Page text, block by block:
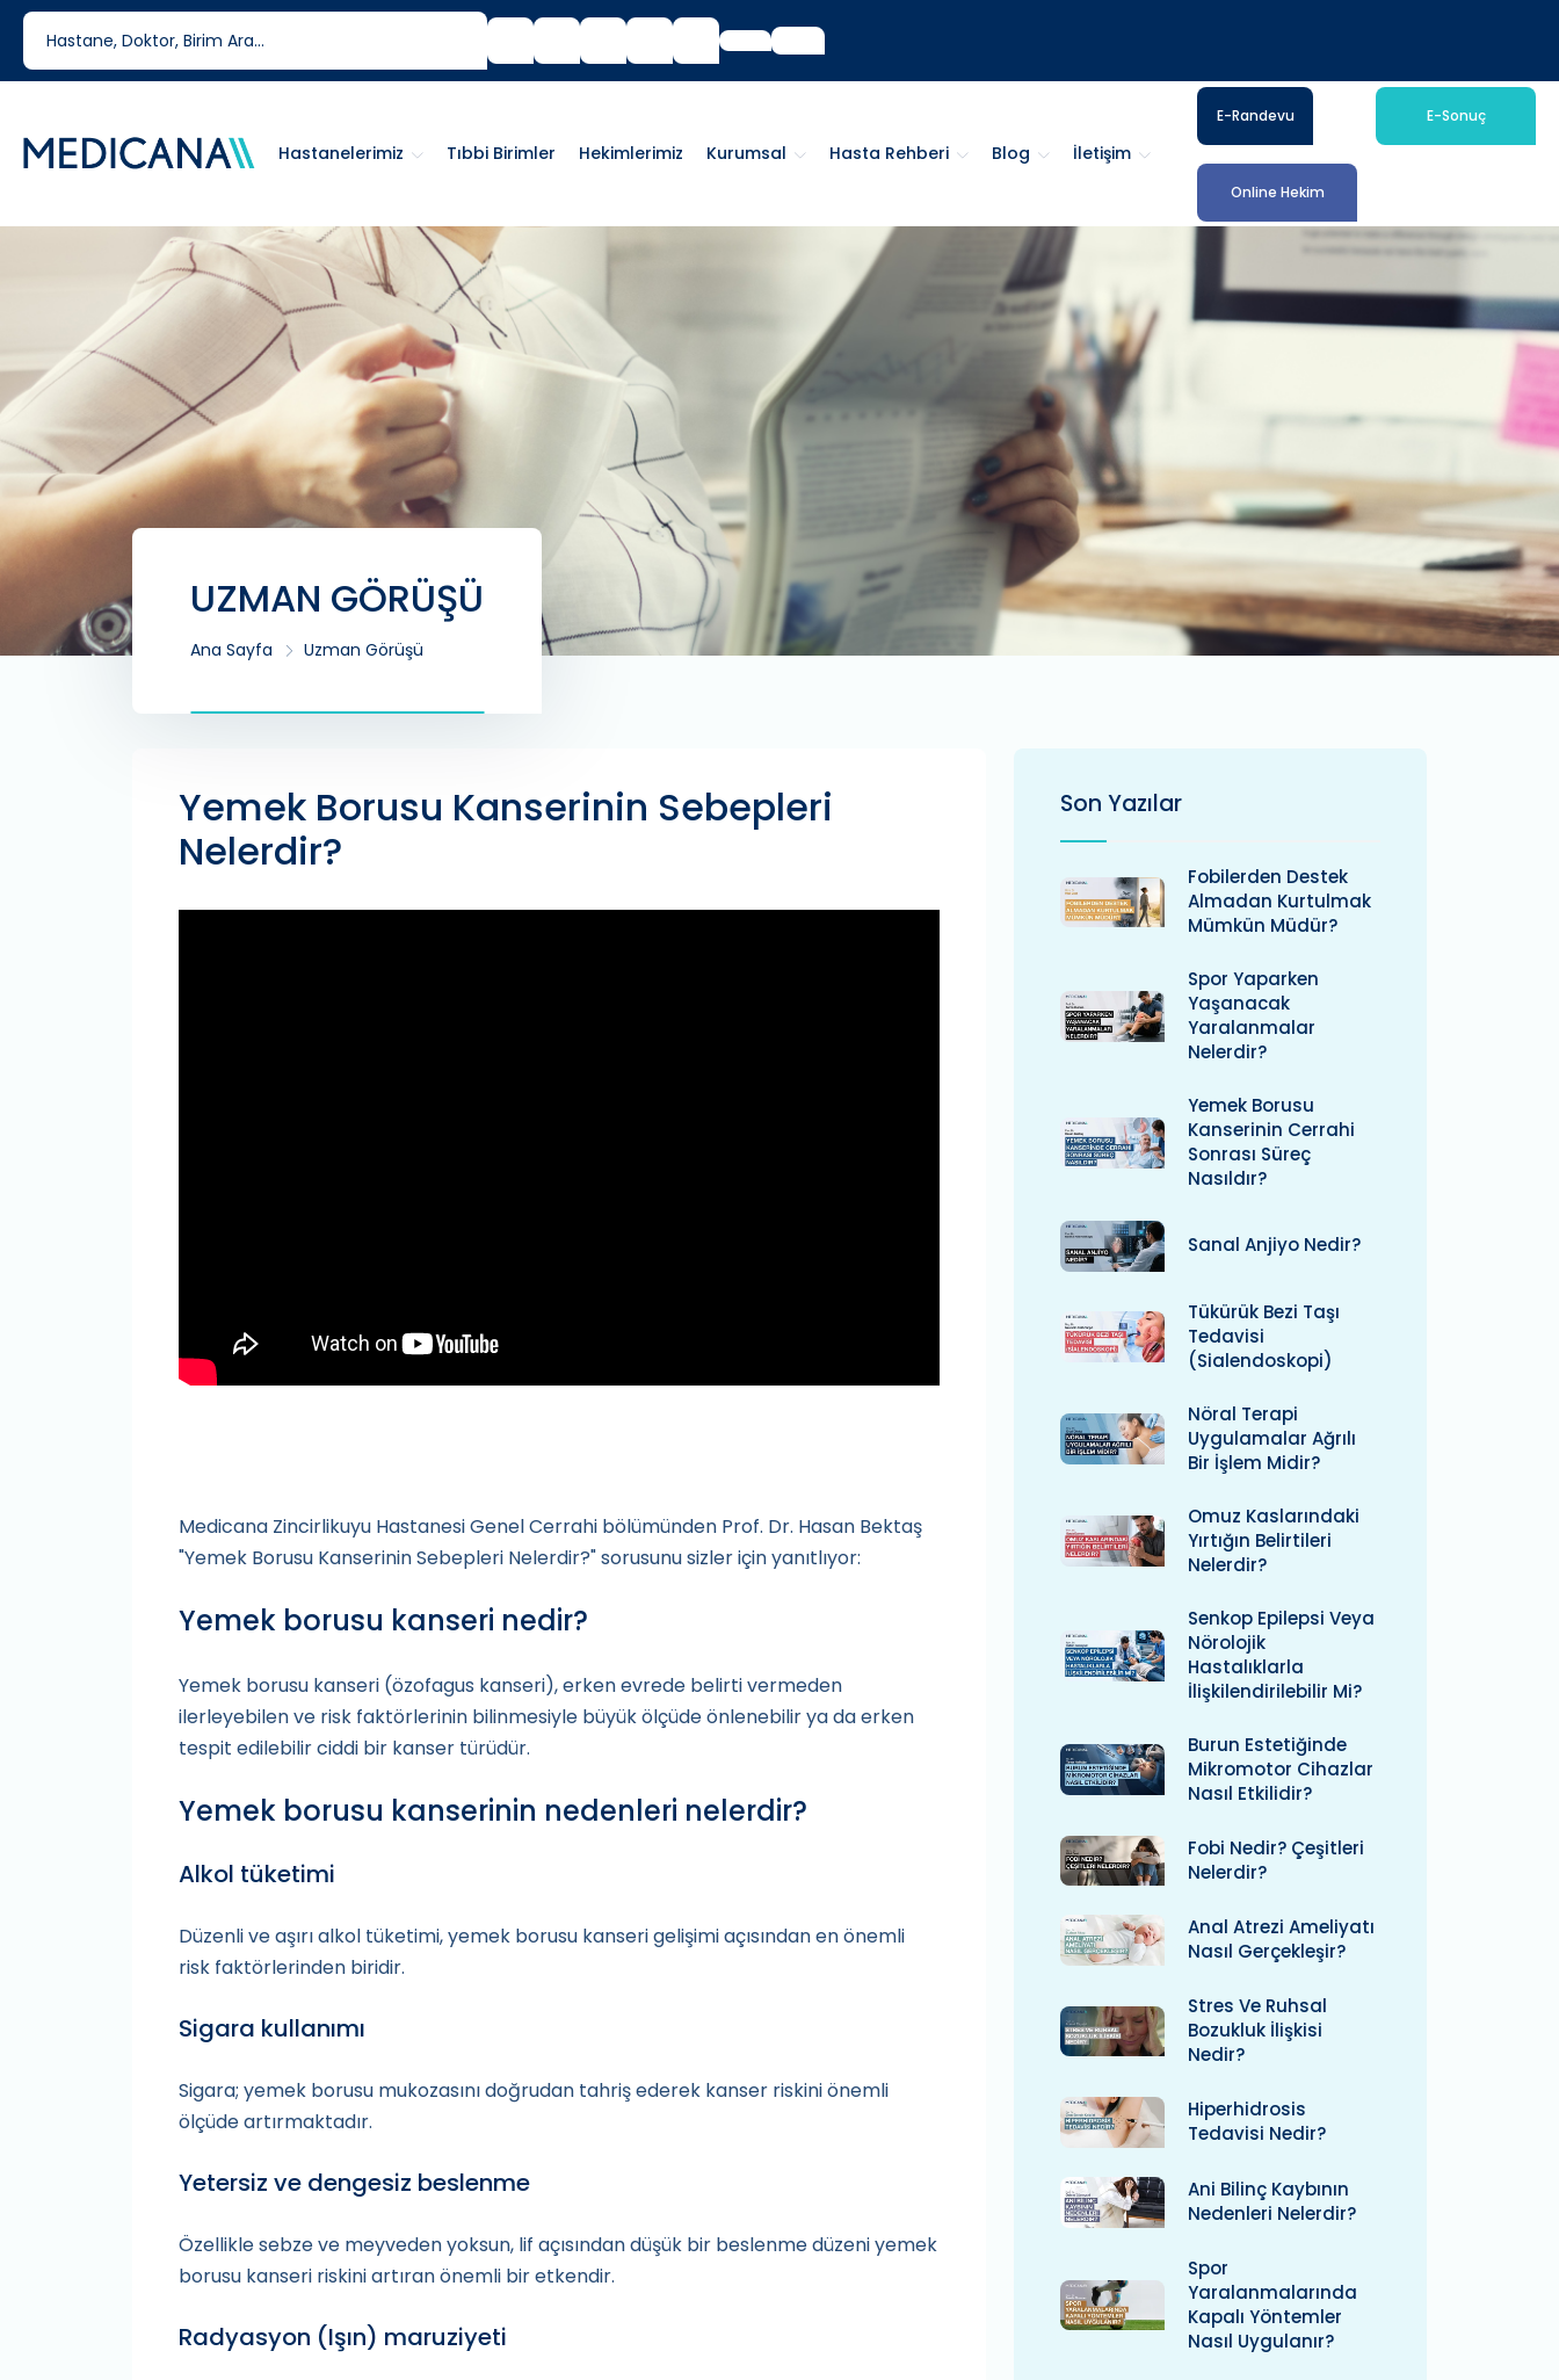
444 6 334
Tıbbi Birimler Hekimlerimiz Kurumsal Hasta Rehberi Blog İletişim
Hastanelerimiz
E-Randevu E-Sonuç
Online Hekim
UZMAN GÖRÜŞÜ
Ana Sayfa Uzman Görüşü
Yemek Borusu Kanserinin Sebepleri
Nelerdir?
Medicana Zincirlikuyu Hastanesi Genel Cerrahi bölümünden Prof. Dr. Hasan Bektaş
"Yemek Borusu Kanserinin Sebepleri Nelerdir?" sorusunu sizler için yanıtlıyor:
Yemek borusu kanseri nedir?
Yemek borusu kanseri (özofagus kanseri), erken evrede belirti vermeden
ilerleyebilen ve risk faktörlerinin bilinmesiyle büyük ölçüde önlenebilir ya da erken
tespit edilebilir ciddi bir kanser türüdür.
Yemek borusu kanserinin nedenleri nelerdir?
Alkol tüketimi
Düzenli ve aşırı alkol tüketimi, yemek borusu kanseri gelişimi açısından en önemli
risk faktörlerinden biridir.
Sigara kullanımı
Sigara; yemek borusu mukozasını doğrudan tahriş ederek kanser riskini önemli
ölçüde artırmaktadır.
Yetersiz ve dengesiz beslenme
Özellikle sebze ve meyveden yoksun, lif açısından düşük bir beslenme düzeni yemek
borusu kanseri riskini artıran önemli bir etkendir.
Radyasyon (Işın) maruziyeti
Son Yazılar
Fobilerden Destek
Almadan Kurtulmak
Mümkün Müdür?
Spor Yaparken
Yaşanacak
Yaralanmalar
Nelerdir?
Yemek Borusu
Kanserinin Cerrahi
Sonrası Süreç
Nasıldır?
Sanal Anjiyo Nedir?
Tükürük Bezi Taşı
Tedavisi
(Sialendoskopi)
Nöral Terapi
Uygulamalar Ağrılı
Bir İşlem Midir?
Omuz Kaslarındaki
Yırtığın Belirtileri
Nelerdir?
Senkop Epilepsi Veya
Nörolojik
Hastalıklarla
İlişkilendirilebilir Mi?
Burun Estetiğinde
Mikromotor Cihazlar
Nasıl Etkilidir?
Fobi Nedir? Çeşitleri
Nelerdir?
Anal Atrezi Ameliyatı
Nasıl Gerçekleşir?
Stres Ve Ruhsal
Bozukluk İlişkisi
Nedir?
Hiperhidrosis
Tedavisi Nedir?
Ani Bilinç Kaybının
Nedenleri Nelerdir?
Spor
Yaralanmalarında
Kapalı Yöntemler
Nasıl Uygulanır?